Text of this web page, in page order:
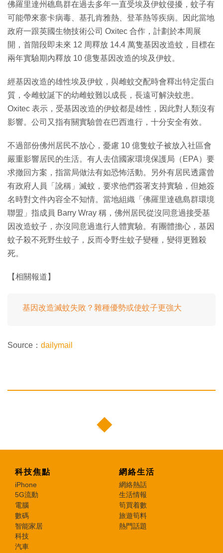
佛羅里達州礁島群在過去多年一直受埃及伊蚊侵擾，蚊子有
可能帶來寨卡病毒、基孔肯雅熱、登革熱等疾病。因此當地
政府一跟英國生物技術公司 Oxitec 合作，計劃於本周展
開，首階段即未來 12 周釋放 14.4 萬隻基因改造蚊，目標在
兩年實驗期內釋放 10 億隻基因改造的埃及伊蚊。
經基因改造的雄性埃及伊蚊，與雌蚊交配時會釋出特定蛋白
質，令雌蚊誕下的幼雌蚊難以成長，長遠可解決蚊患。
Oxitec 表示，受基因改造的伊蚊都是雄性，因此對人類沒有
影響。公司又指有關實驗曾在巴西進行，十分安全有效。
不過部份佛州居民不放心，憂慮 10 億隻蚊子被放入社區會
嚴重影響居民的生活。有人去信國家環境保護局（EPA）要
求撤回方案，指當局做法有如恐怖活動。另外有居民透露曾
有政府人員「訛稱」滅蚊，要求他們簽署支持實驗，但她簽
名時對文件內容全不知情。當地組織「佛羅里達礁島群環境
聯盟」指成員 Barry Wray 稱，佛州居民從沒同意過接受基
因改造蚊子，亦沒同意過進行人體實驗。有團體擔心，基因
蚊子殺不死野生蚊子，反而令野生蚊子變種，變得更難殺
死。
【相關報道】
基因改造滅蚊失敗？雜種優勢或使蚊子更強大
Source： dailymail
科技焦點
iPhone
5G流動
電腦
數碼
智能家居
科技
汽車
網絡生活
網絡熱話
生活情報
筍買着數
旅遊筍料
熱門話題